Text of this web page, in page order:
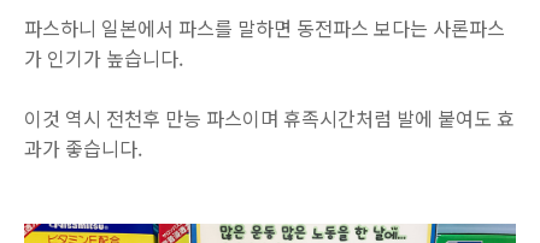
파스하니 일본에서 파스를 말하면 동전파스 보다는 사론파스
가 인기가 높습니다.
이것 역시 전천후 만능 파스이며 휴족시간처럼 발에 붙여도 효
과가 좋습니다.